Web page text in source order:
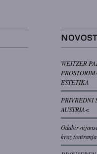
WEITZER
ESTETIKA
PRIVREDNI
AUSTRIA<
Odabir
kroz